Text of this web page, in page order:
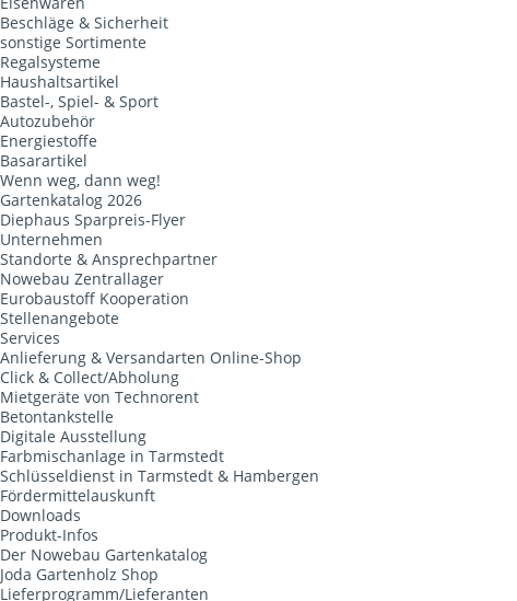
Beschläge & Sicherheit
sonstige Sortimente
Regalsysteme
Haushaltsartikel
Bastel-, Spiel- & Sport
Autozubehör
Energiestoffe
Basarartikel
Wenn weg, dann weg!
Gartenkatalog 2026
Diephaus Sparpreis-Flyer
Unternehmen
Standorte & Ansprechpartner
Nowebau Zentrallager
Eurobaustoff Kooperation
Stellenangebote
Services
Anlieferung & Versandarten Online-Shop
Click & Collect/Abholung
Mietgeräte von Technorent
Betontankstelle
Digitale Ausstellung
Farbmischanlage in Tarmstedt
Schlüsseldienst in Tarmstedt & Hambergen
Fördermittelauskunft
Downloads
Produkt-Infos
Der Nowebau Gartenkatalog
Joda Gartenholz Shop
Lieferprogramm/Lieferanten